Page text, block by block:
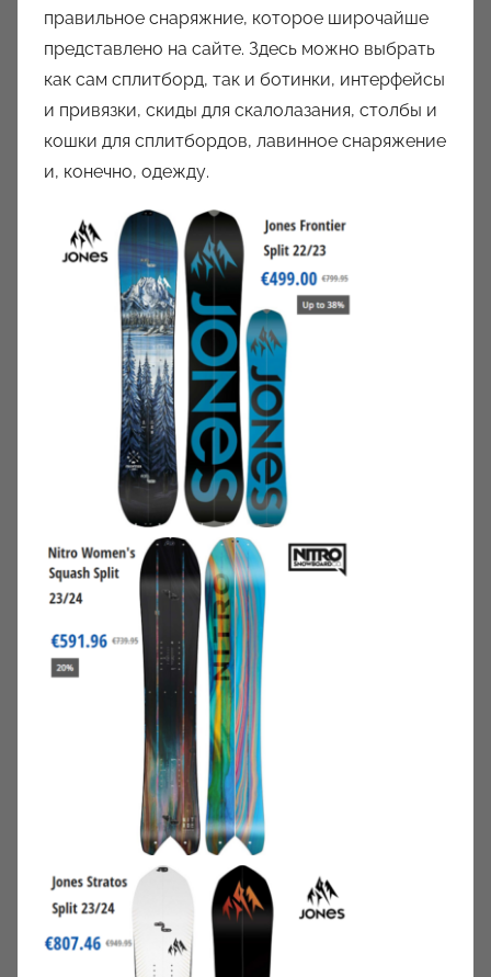
правильное снаряжние, которое широчайше
представлено на сайте. Здесь можно выбрать
как сам сплитборд, так и ботинки, интерфейсы
и привязки, скиды для скалолазания, столбы и
кошки для сплитбордов, лавинное снаряжение
и, конечно, одежду.